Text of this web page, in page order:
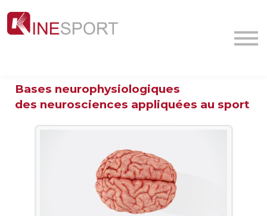
La société
Académie
Bases neurophysiologiques
des neurosciences appliquées au sport